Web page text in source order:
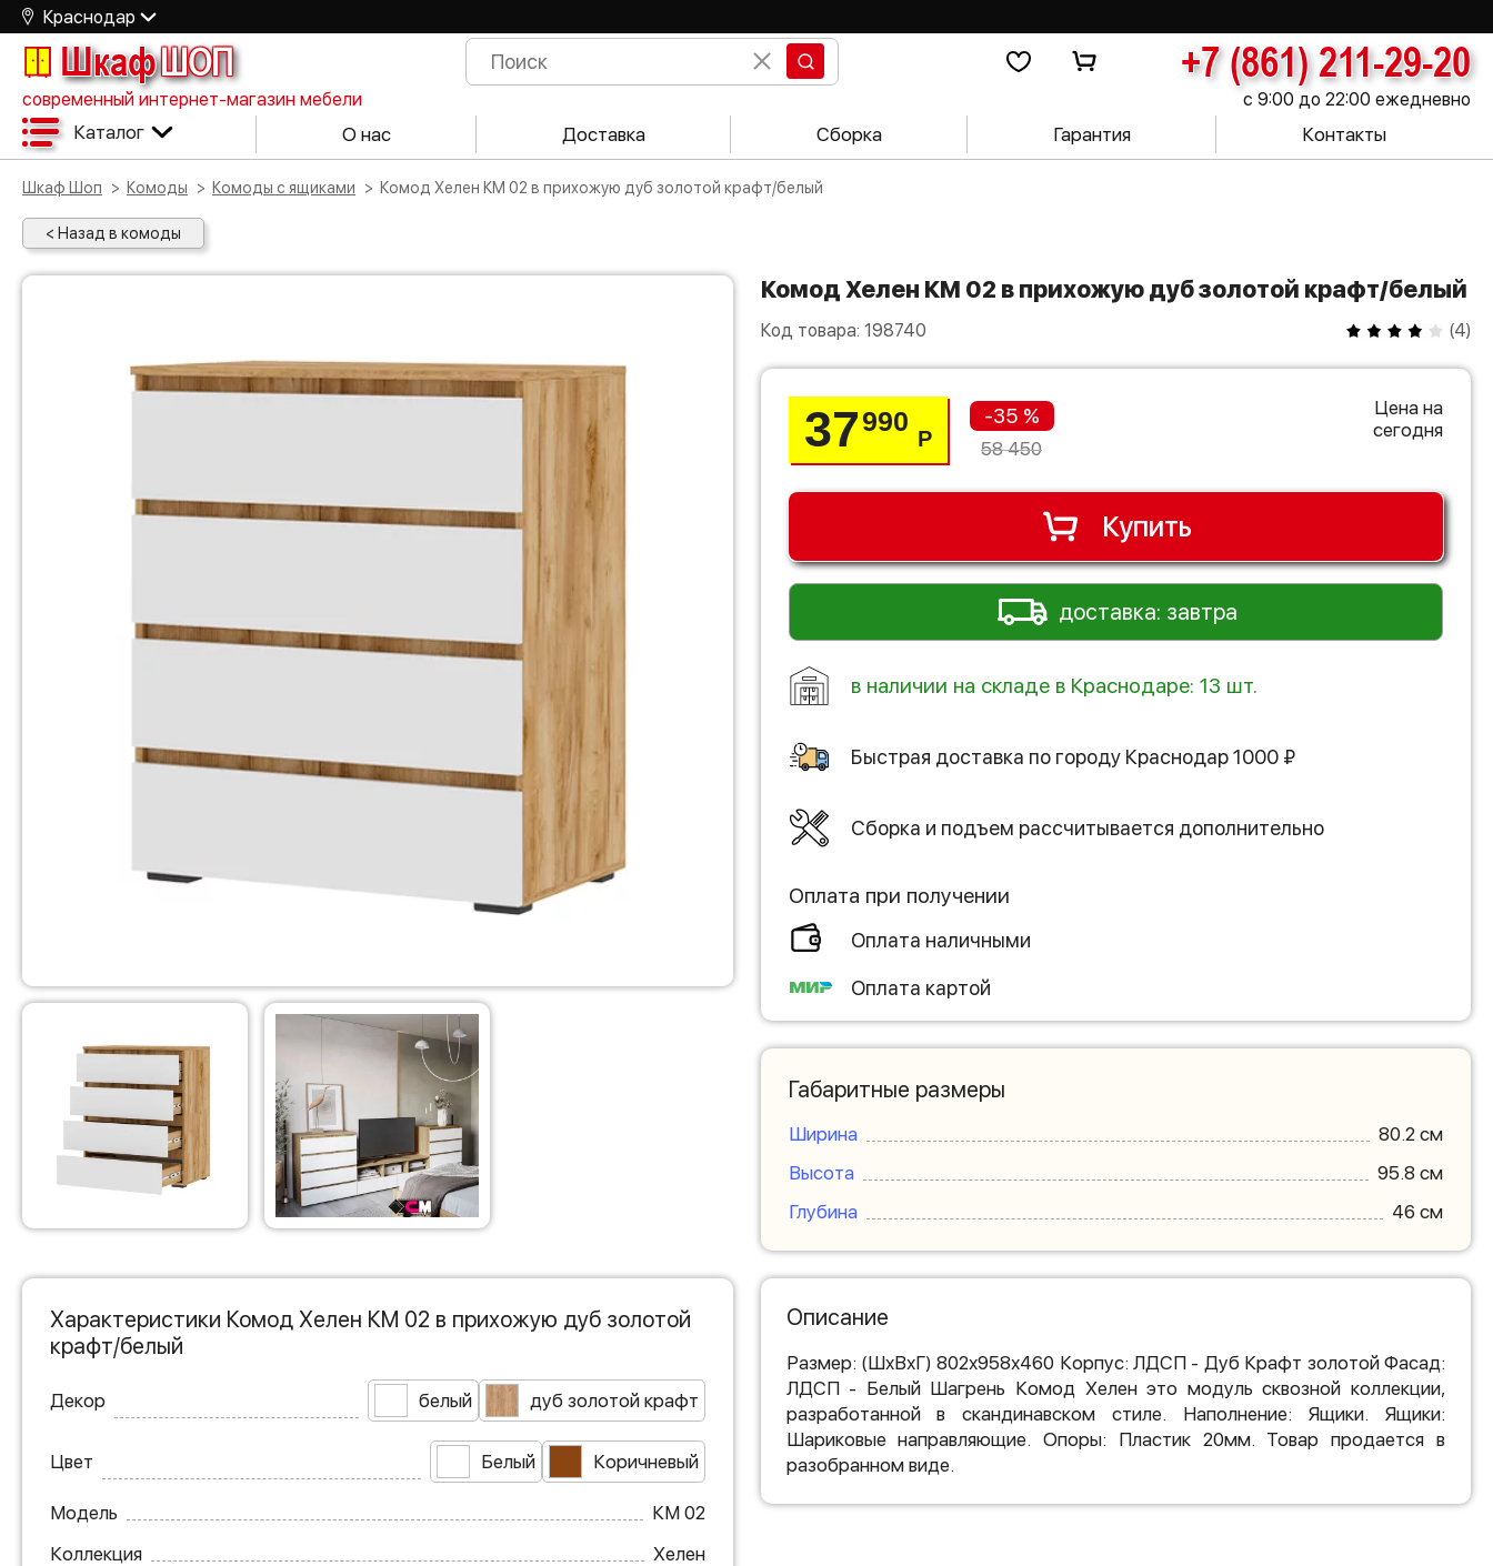
Краснодар
ШкафШОП +7 (861) 211-29-20
современный интернет-магазин мебели с 9:00 до 22:00 ежедневно
Каталог О нас Доставка Сборка Гарантия Контакты
Шкаф Шоп Комоды Комоды с ящиками Комод Хелен КМ 02 в прихожую дуб золотой крафт/белый
< Назад в комоды
Комод Хелен КМ 02 в прихожую дуб золотой крафт/белый
Код товара: 198740 (4)
37990
Р
-35 %
58 450
Цена на
сегодня
Купить
доставка: завтра
в наличии на складе в Краснодаре: 13 шт.
Быстрая доставка по городу Краснодар 1000 ₽
Сборка и подъем рассчитывается дополнительно
Оплата при получении
Оплата наличными
Оплата картой
Габаритные размеры
Ширина
80.2 см
Высота
95.8 см
Глубина
46 см
Характеристики Комод Хелен КМ 02 в прихожую дуб золотой
крафт/белый
Декор белый дуб золотой крафт
Цвет Белый Коричневый
Модель
КМ 02
Коллекция
Хелен
Описание
Размер: (ШхВхГ) 802х958х460 Корпус: ЛДСП - Дуб Крафт золотой Фасад:
ЛДСП - Белый Шагрень Комод Хелен это модуль сквозной коллекции,
разработанной в скандинавском стиле. Наполнение: Ящики. Ящики:
Шариковые направляющие. Опоры: Пластик 20мм. Товар продается в
разобранном виде.